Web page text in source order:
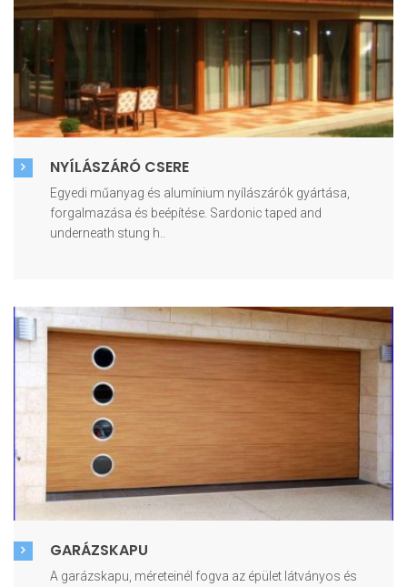
NYÍLÁSZÁRÓ CSERE
Egyedi műanyag és alumínium nyílászárók gyártása,
forgalmazása és beépítése. Sardonic taped and
underneath stung h..
GARÁZSKAPU
A garázskapu, méreteinél fogva az épület látványos és